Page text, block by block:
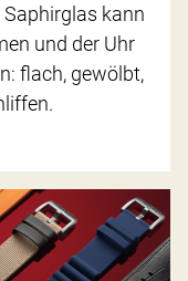
kann
und der Uhr
flach, gewölbt,